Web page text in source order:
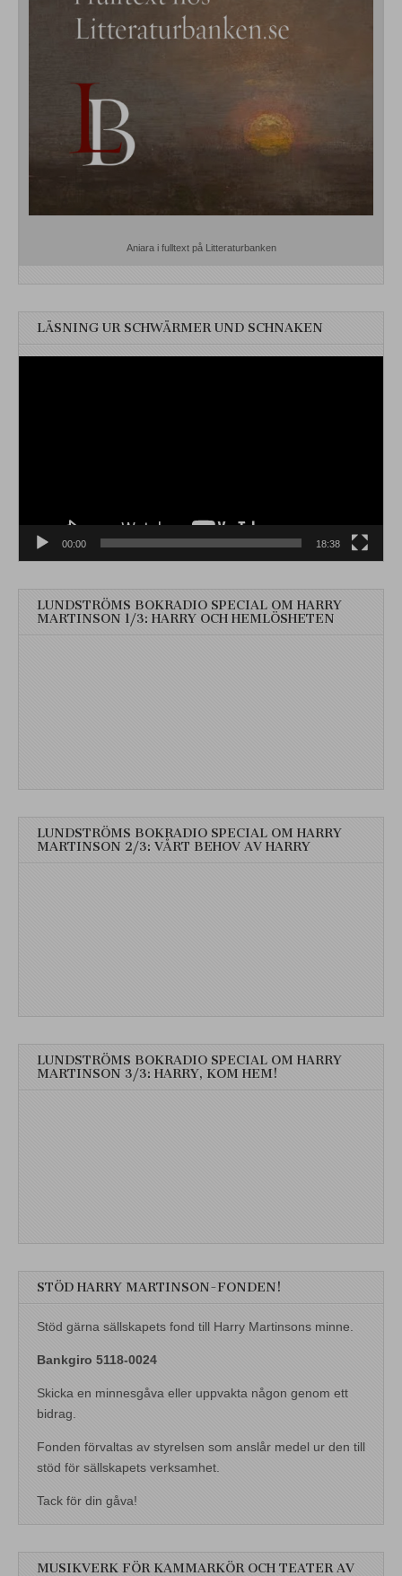
Aniara i fulltext på Litteraturbanken
LÄSNING UR SCHWÄRMER UND SCHNAKEN
00:00 18:38
LUNDSTRÖMS BOKRADIO SPECIAL OM HARRY
MARTINSON 1/3: HARRY OCH HEMLÖSHETEN
LUNDSTRÖMS BOKRADIO SPECIAL OM HARRY
MARTINSON 2/3: VÅRT BEHOV AV HARRY
LUNDSTRÖMS BOKRADIO SPECIAL OM HARRY
MARTINSON 3/3: HARRY, KOM HEM!
STÖD HARRY MARTINSON-FONDEN!
Stöd gärna sällskapets fond till Harry Martinsons minne.
Bankgiro 5118-0024
Skicka en minnesgåva eller uppvakta någon genom ett
bidrag.
Fonden förvaltas av styrelsen som anslår medel ur den till
stöd för sällskapets verksamhet.
Tack för din gåva!
MUSIKVERK FÖR KAMMARKÖR OCH TEATER AV